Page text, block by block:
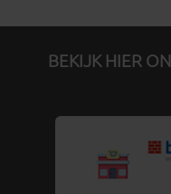
BEKIJK HIER